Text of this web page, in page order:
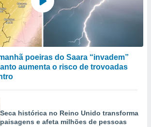
poeiras do Saara “invadem”
aumenta o risco de trovoadas
Seca histórica no Reino Unido transforma
paisagens e afeta milhões de pessoas